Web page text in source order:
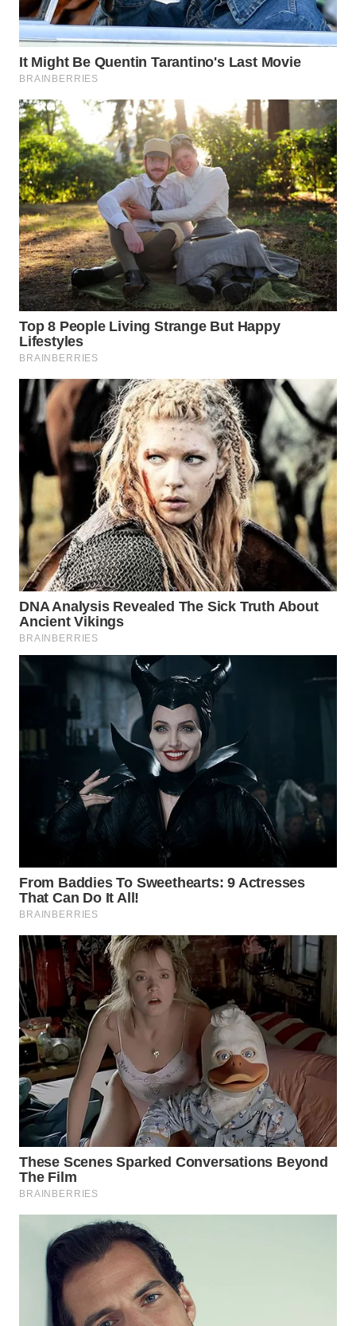
WN
SUMEDANG
WN
CIANJUR
WN
KEPULAUAN
SERIBU
WN
TANGERANG
WN
BINJAI
WN
CIREBON
INDRAMAYU
WN
KUNINGAN
WN
MAJALENGKA
WN
SUBANG
WN
SUKABUMI
PURWAKARTA
PRIANGAN
TIMUR
WN
SEMARANG
SOLO
WN
BOROBUDUR
WN
MADURA
WN
SURABAYA
NATUNA
WN
BINTAN
WN
MANDALIKA
WN
LIKUPANG